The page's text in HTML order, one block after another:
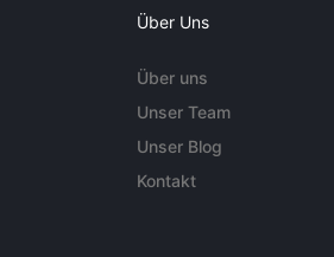
Über Uns
Über uns
Unser Team
Unser Blog
Kontakt